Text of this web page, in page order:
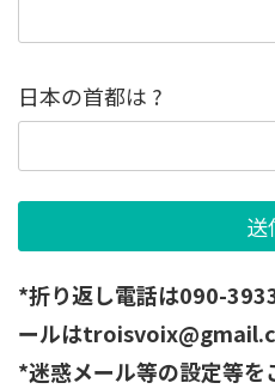
日本の首都は ?
*折り返し電話は090-
ールは
*迷惑メール等の設定等を